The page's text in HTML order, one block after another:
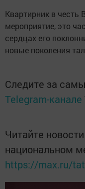
Квартирник в честь
мероприятие, это
сердцах его
новые поколения
Следите за
Telegram-канале
Читайте
национальном
https://max.ru/